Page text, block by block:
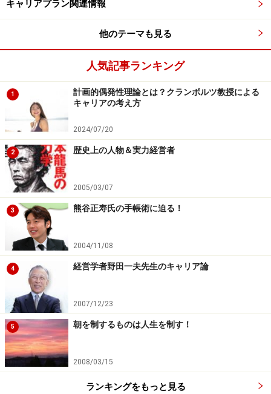
キャリアプラン関連情報
他のテーマも見る
人気記事ランキング
1
計画的偶発性理論とは？クランボルツ教授による
キャリアの考え方
2024/07/20
2 歴史上の人物＆実力経営者
2005/03/07
3 熊谷正寿氏の手帳術に迫る！
2004/11/08
4 経営学者野田一夫先生のキャリア論
2007/12/23
5 朝を制するものは人生を制す！
2008/03/15
ランキングをもっと見る